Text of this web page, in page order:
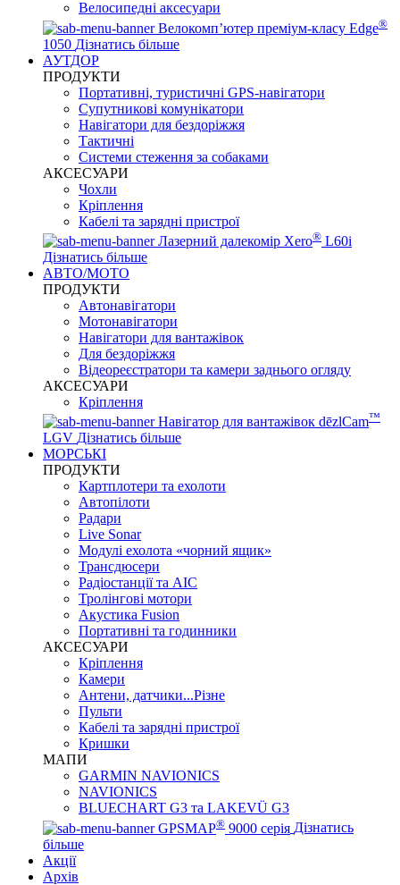
Велосипедні аксесуари
Велокомп’ютер преміум-класу Edge®
1050 Дізнатись більше
АУТДОР
ПРОДУКТИ
Портативні, туристичні GPS-навігатори
Супутникові комунікатори
Навігатори для бездоріжжя
Тактичні
Системи стеження за собаками
АКСЕСУАРИ
Чохли
Кріплення
Кабелі та зарядні пристрої
Лазерний далекомір Xero® L60i
Дізнатись більше
АВТО/МОТО
ПРОДУКТИ
Автонавігатори
Мотонавігатори
Навігатори для вантажівок
Для бездоріжжя
Відеореєстратори та камери заднього огляду
АКСЕСУАРИ
Кріплення
Навігатор для вантажівок dēzlCam™
LGV Дізнатись більше
МОРСЬКІ
ПРОДУКТИ
Картплотери та ехолоти
Автопілоти
Радари
Live Sonar
Модулі ехолота «чорний ящик»
Трансдюсери
Радіостанції та АІС
Тролінгові мотори
Акустика Fusion
Портативні та годинники
АКСЕСУАРИ
Кріплення
Камери
Антени, датчики...Різне
Пульти
Кабелі та зарядні пристрої
Кришки
МАПИ
GARMIN NAVIONICS
NAVIONICS
BLUECHART G3 та LAKEVÜ G3
GPSMAP® 9000 серія Дізнатись
більше
Акції
Архів